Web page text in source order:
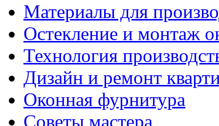
Материалы для
Остекление и монтаж
Технология
Дизайн и ремонт
Оконная фурнитура
Советы мастера